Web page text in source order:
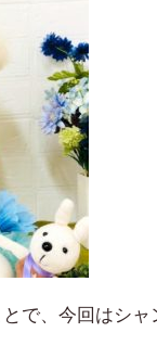
で、今回はシ